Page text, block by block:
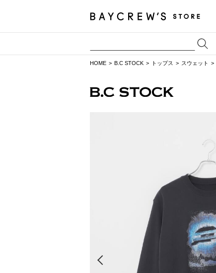
HOME B.C STOCK トップス スウェット